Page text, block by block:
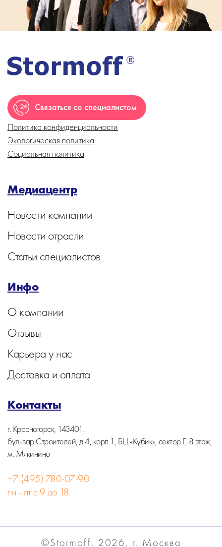
Связаться со специалистом
Политика конфиденциальности
Экологическая политика
Социальная политика
Медиацентр
Новости компании
Новости отрасли
Статьи специалистов
Инфо
О компании
Отзывы
Карьера у нас
Доставка и оплата
Контакты
г. Красногорск, 143401,
бульвар Строителей, д.4, корп.1, БЦ «Кубик», сектор Г, 8 этаж,
м. Мякинино
+7 (495) 780-07-90
пн - пт с 9 до 18
©Stormoff, 2026, г. Москва